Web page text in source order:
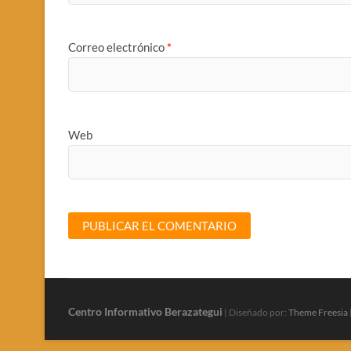
Correo electrónico *
Web
Centro Informativo Berazategui | Diseñado por: Theme Freesia |